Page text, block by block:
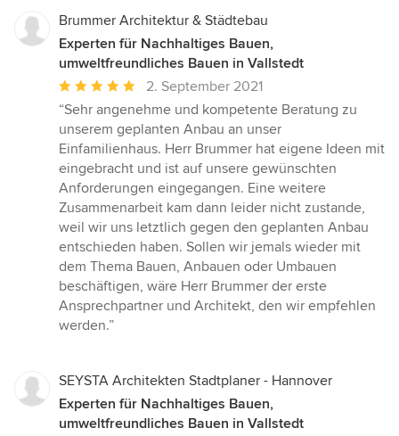
Brummer Architektur & Städtebau
Experten für Nachhaltiges Bauen,
umweltfreundliches Bauen in Vallstedt
Durchschnittliche
Bewertung:
5
von
5
Sternen
2. September 2021
“Sehr angenehme und kompetente Beratung zu
unserem geplanten Anbau an unser
Einfamilienhaus. Herr Brummer hat eigene Ideen mit
eingebracht und ist auf unsere gewünschten
Anforderungen eingegangen. Eine weitere
Zusammenarbeit kam dann leider nicht zustande,
weil wir uns letztlich gegen den geplanten Anbau
entschieden haben. Sollen wir jemals wieder mit
dem Thema Bauen, Anbauen oder Umbauen
beschäftigen, wäre Herr Brummer der erste
Ansprechpartner und Architekt, den wir empfehlen
werden.”
SEYSTA Architekten Stadtplaner - Hannover
Experten für Nachhaltiges Bauen,
umweltfreundliches Bauen in Vallstedt